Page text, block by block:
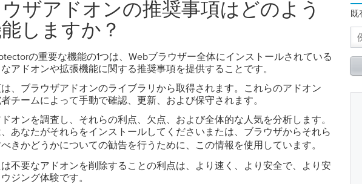
ザアドオンの推奨事項はどのよう
しますか？
の重要な機能の1つは、Webブラウザー全体にインストールされている
アドオンや拡張機能に関する推奨事項を提供することです。
、ブラウザアドオンのライブラリから取得されます。これらのアドオン
チームによって手動で確認、更新、および保守されます。
オンを調査し、それらの利点、欠点、および全体的な人気を分析します。
あなたがそれらをインストールしてください または、ブラウザからそれら
きかどうかについての勧告を行うために、この情報を使用しています。
不要なアドオンを削除することの利点は、より速く、より安全で、より安
ジング体験です。
既